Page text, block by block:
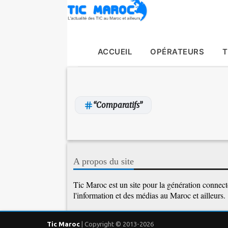
ACCUEIL OPÉRATEURS
Comparatifs
A
l
A propos du site
Tic Maroc est un site pour la génération
l'information et des médias au Maroc et ailleurs.
Tic Maroc | Copyright © 2013-2026